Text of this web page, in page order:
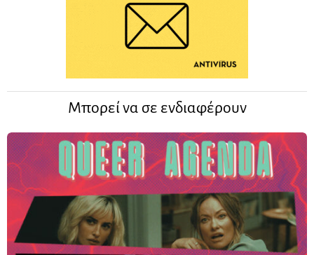
Μπορεί να σε ενδιαφέρουν